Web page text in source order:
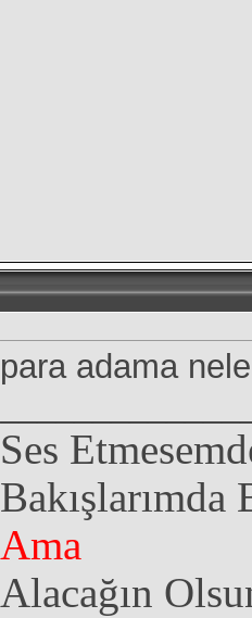
para adama
Ses
Ama
Alacağın